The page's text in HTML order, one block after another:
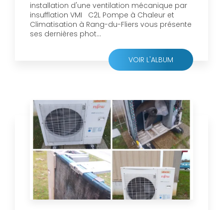
installation d'une ventilation mécanique par
insufflation VMI C2L Pompe à Chaleur et
Climatisation à Rang-du-Fliers vous présente
ses dernières phot...
VOIR L'ALBUM